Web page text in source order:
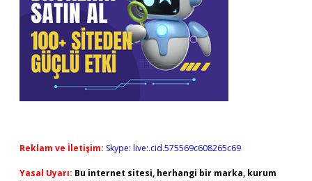
Reklam ve İletişim: Skype: live:.cid.575569c608265c69
Yasal Uyarı: Bu internet sitesi, herhangi bir marka, kurum